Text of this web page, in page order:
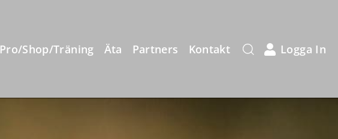
Pro/Shop/Träning Äta Partners Kontakt Logga In